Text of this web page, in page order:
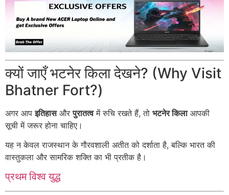
क्यों जाएँ भटनेर किला देखने? (Why Visit
Bhatner Fort?)
अगर आपइतिहासऔरपुरातत्वमें रुचि रखते हैं, तो भटनेर किलाआपकी
सूची में जरूर होना चाहिए।
यह न केवल राजस्थान के गौरवशाली अतीत को दर्शाता है, बल्कि भारत की
वास्तुकला और सामरिक शक्ति का भी प्रतीक है।
प्रथम विश्व युद्ध